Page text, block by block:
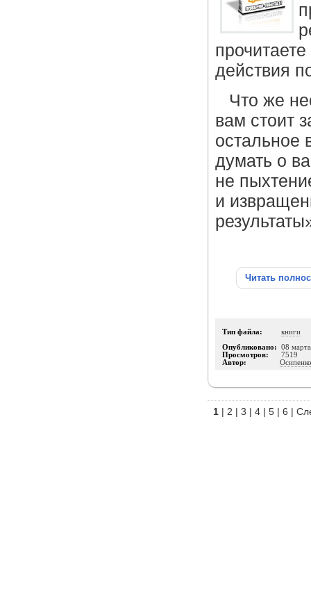
действия
Что же
вам стоит
остальное
думать о
не
и
Читать
Тип файла: книги
Опубликовано: 08
Просмотров: 7519
Автор:
1 | 2 | 3 | 4 | 5 | 6 |